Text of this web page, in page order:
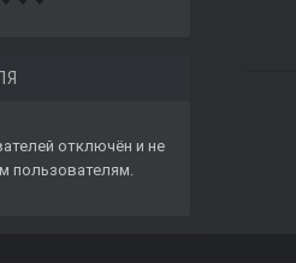
отключён и не
пользователям.